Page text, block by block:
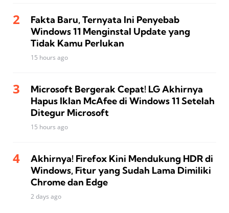
Fakta Baru, Ternyata Ini Penyebab
Windows 11 Menginstal Update yang
Tidak Kamu Perlukan
15 hours ago
Microsoft Bergerak Cepat! LG Akhirnya
Hapus Iklan McAfee di Windows 11 Setelah
Ditegur Microsoft
15 hours ago
Akhirnya! Firefox Kini Mendukung HDR di
Windows, Fitur yang Sudah Lama Dimiliki
Chrome dan Edge
2 days ago